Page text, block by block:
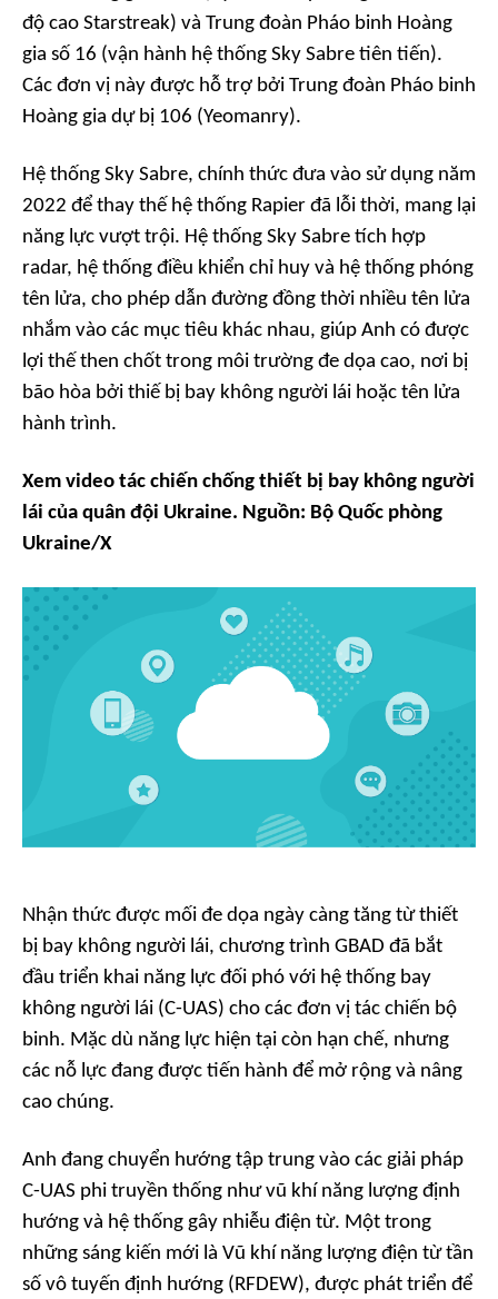
độ cao Starstreak) và Trung đoàn Pháo binh Hoàng
gia số 16 (vận hành hệ thống Sky Sabre tiên tiến).
Các đơn vị này được hỗ trợ bởi Trung đoàn Pháo binh
Hoàng gia dự bị 106 (Yeomanry).
Hệ thống Sky Sabre, chính thức đưa vào sử dụng năm
2022 để thay thế hệ thống Rapier đã lỗi thời, mang lại
năng lực vượt trội. Hệ thống Sky Sabre tích hợp
radar, hệ thống điều khiển chỉ huy và hệ thống phóng
tên lửa, cho phép dẫn đường đồng thời nhiều tên lửa
nhắm vào các mục tiêu khác nhau, giúp Anh có được
lợi thế then chốt trong môi trường đe dọa cao, nơi bị
bão hòa bởi thiế bị bay không người lái hoặc tên lửa
hành trình.
Xem video tác chiến chống thiết bị bay không người
lái của quân đội Ukraine. Nguồn: Bộ Quốc phòng
Ukraine/X
Nhận thức được mối đe dọa ngày càng tăng từ thiết
bị bay không người lái, chương trình GBAD đã bắt
đầu triển khai năng lực đối phó với hệ thống bay
không người lái (C-UAS) cho các đơn vị tác chiến bộ
binh. Mặc dù năng lực hiện tại còn hạn chế, nhưng
các nỗ lực đang được tiến hành để mở rộng và nâng
cao chúng.
Anh đang chuyển hướng tập trung vào các giải pháp
C-UAS phi truyền thống như vũ khí năng lượng định
hướng và hệ thống gây nhiễu điện từ. Một trong
những sáng kiến mới là Vũ khí năng lượng điện từ tần
số vô tuyến định hướng (RFDEW), được phát triển để